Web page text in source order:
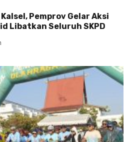
Pemprov Gelar Aksi
Libatkan Seluruh SKPD